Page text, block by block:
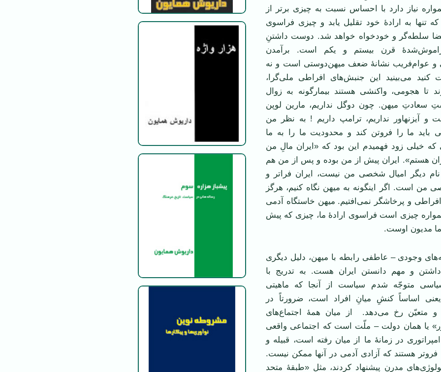
نیاز دارد با احساس نسبت به چیزی برتر از
تنها به ارادهٔ خود تقلیل یابد و چیزی فراسوی
سلطه‌گر و خودخواه خواهد شد. دوست داشتنِ
قرن بیستم و یکم است. برآمدن
و عوام‌فریب نشانهٔ ضعف میهن‌دوستی است و نه
می‌بینید این جنبش‌های افراطی ملی‌گرا،
تا هجومی، واکنشی هستند بیمارگونه به زوال
سعادتِ میهن. چون دوگل نداریم، مارین لوپن
و آیزنهاور نداریم، ترامپ داریم ! به نظر من
باید ما را فروتن کند و محدودیت ما را به ما
که خیلی زود فهمیدم این بود که «ایران مالِ من
هستم». ایران پیش از من بوده و پس از من هم
نام دیگر امیال شخصی من نیست، ایران فراتر و
من است. اگر اینگونه به میهن نگاه کنیم، هرگز
و پرخاشگر نمی‌افتیم. میهن خاستگاه آدمی
چیزی است فراسوی ارادهٔ ما، چیزی که پیش
ما مدیون اوست.
وجودی – عاطفی رابطه با میهن، دلیل دیگری
و مهم دانستن ایران هست. به تدریج با
متوجّه شدم سیاست از آنجا که ماهیتی
اساساً کنشِ میانِ افراد است، ضرورتاً در
متعیّن رخ می‌دهد. از میان همهٔ اجتماع‌های
یا همان دولت – ملّت است که اجتماعی واقعی
در زمانهٔ ما از میان رفته است، قبیله و
فروتر هستند که آزادی آدمی در آنها ممکن نیست.
مدرن پیشنهاد کردند، مثل «طبقهٔ متحد